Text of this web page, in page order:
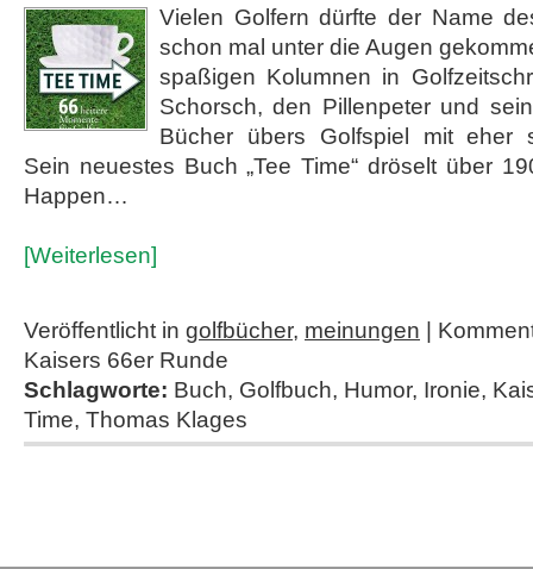
Vielen Golfern dürfte der Name
schon mal unter die Augen
spaßigen Kolumnen in
Schorsch, den Pillenpeter und
Bücher übers Golfspiel mit eher
Sein neuestes Buch „Tee Time“ dröselt über
Happen…
[Weiterlesen]
Veröffentlicht in golfbücher, meinungen
Kaisers 66er Runde
Schlagworte: Buch, Golfbuch, Humor, Ironie,
Time, Thomas Klages